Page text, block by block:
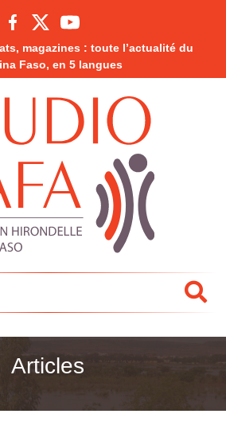
magazines : toute l’actualité du
Faso, en 5 langues
Articles